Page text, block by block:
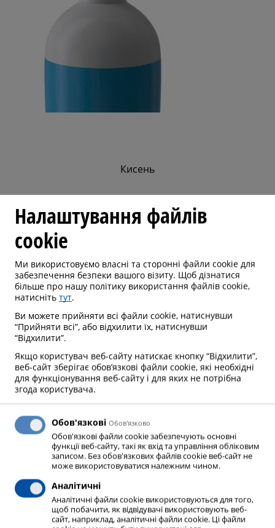
Кисень
Налаштування файлів
cookie
Ми використовуємо власні та сторонні файли cookie для
забезпечення безпеки вашого візиту. Щоб дізнатися
більше про нашу політику використання файлів cookie,
натисніть тут.
Ви можете прийняти всі файли cookie, натиснувши
“Прийняти всі”, або відхилити їх, натиснувши
“Відхилити”.
Якщо користувач веб-сайту натискає кнопку “Відхилити”,
веб-сайт зберігає обов’язкові файли cookie, які необхідні
для функціонування веб-сайту і для яких не потрібна
згода користувача.
Обов'язкові Oбов'язково
Обов'язкові файли cookie забезпечують основні
функції веб-сайту, такі як вхід та управління обліковим
записом. Без обов'язкових файлів cookie веб-сайт не
може використовуватися належним чином.
Аналітичні
Аналітичні файли cookie використовуються для того,
щоб побачити, як відвідувачі використовують веб-
сайт, наприклад, аналітичні файли cookie. Ці файли